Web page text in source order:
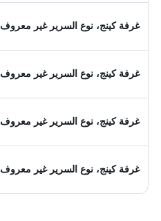
غرفة كينج، نوع السرير غير معروف
غرفة كينج، نوع السرير غير معروف
غرفة كينج، نوع السرير غير معروف
غرفة كينج، نوع السرير غير معروف